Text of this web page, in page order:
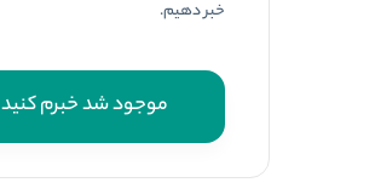
خبر دهیم.
موجود شد خبرم کنید